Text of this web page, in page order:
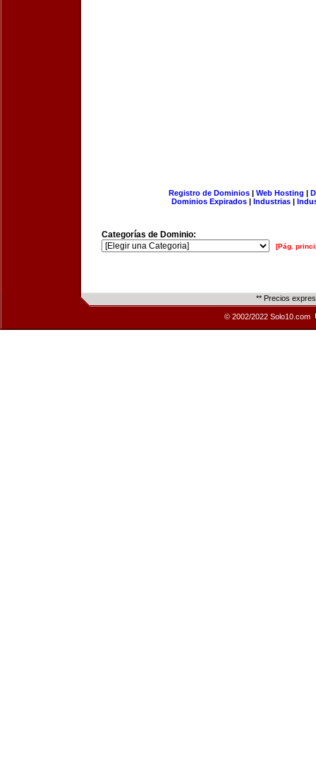
Registro de Dominios| Web Hosting |
Dominios Expirados | Industrias |
Categorías de Dominio:
[Pág.
** Precios
© 2002/2022 Solo10.com